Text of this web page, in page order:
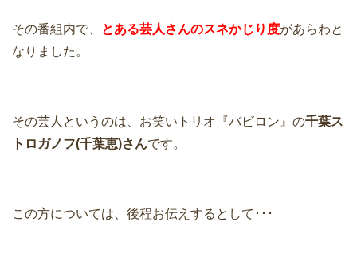
その番組内で、 とある芸人さんのスネかじり度があらわと
なりました。
その芸人というのは、お笑いトリオ『バビロン』の千葉ス
トロガノフ(千葉恵)さんです。
この方については、後程お伝えするとして･･･